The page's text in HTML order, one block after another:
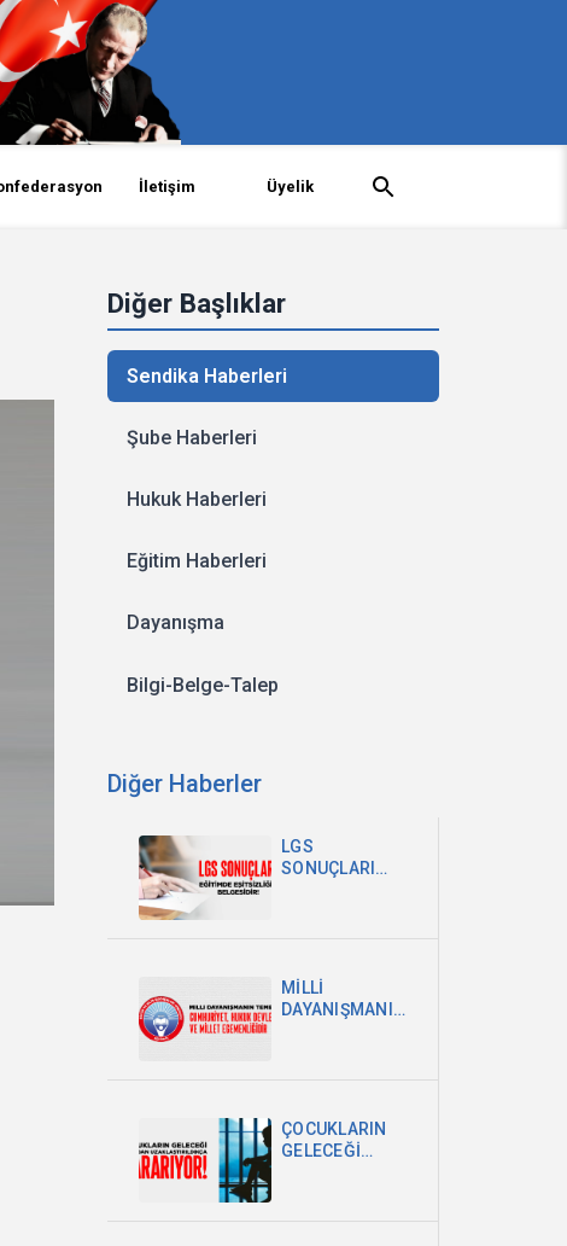
İletişim Üyelik
Diğer Başlıklar
Sendika Haberleri
Şube Haberleri
Hukuk Haberleri
Eğitim Haberleri
Dayanışma
Bilgi-Belge-Talep
Diğer Haberler
LGS
SONUÇLARI
MİLLİ
DAYANIŞMANIN
MİLLET
EGEMENLİĞİDİR
ÇOCUKLARIN
GELECEĞİ